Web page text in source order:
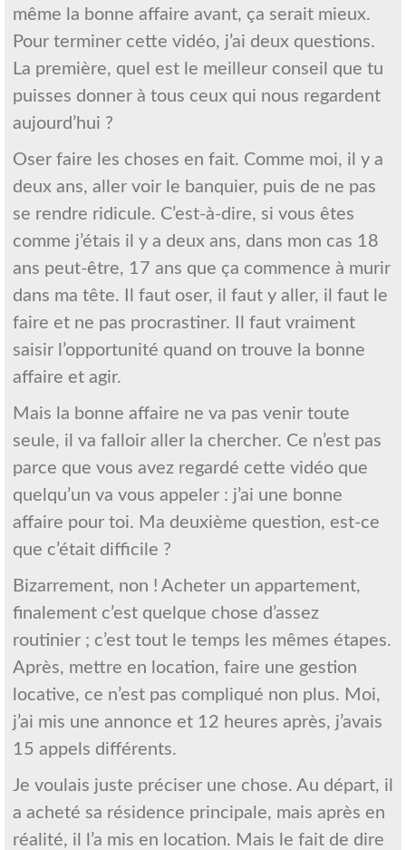
même la bonne affaire avant, ça serait mieux.
Pour terminer cette vidéo, j’ai deux questions.
La première, quel est le meilleur conseil que tu
puisses donner à tous ceux qui nous regardent
aujourd’hui ?
Oser faire les choses en fait. Comme moi, il y a
deux ans, aller voir le banquier, puis de ne pas
se rendre ridicule. C’est-à-dire, si vous êtes
comme j’étais il y a deux ans, dans mon cas 18
ans peut-être, 17 ans que ça commence à murir
dans ma tête. Il faut oser, il faut y aller, il faut le
faire et ne pas procrastiner. Il faut vraiment
saisir l’opportunité quand on trouve la bonne
affaire et agir.
Mais la bonne affaire ne va pas venir toute
seule, il va falloir aller la chercher. Ce n’est pas
parce que vous avez regardé cette vidéo que
quelqu’un va vous appeler : j’ai une bonne
affaire pour toi. Ma deuxième question, est-ce
que c’était difficile ?
Bizarrement, non ! Acheter un appartement,
finalement c’est quelque chose d’assez
routinier ; c’est tout le temps les mêmes étapes.
Après, mettre en location, faire une gestion
locative, ce n’est pas compliqué non plus. Moi,
j’ai mis une annonce et 12 heures après, j’avais
15 appels différents.
Je voulais juste préciser une chose. Au départ, il
a acheté sa résidence principale, mais après en
réalité, il l’a mis en location. Mais le fait de dire